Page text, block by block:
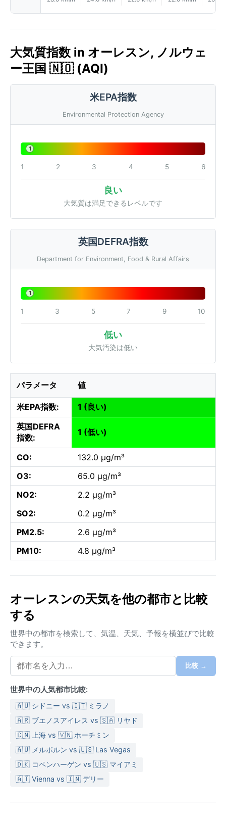
大気質指数 in オーレスン, ノルウェ
ー王国 🇳🇴 (AQI)
米EPA指数
Environmental Protection Agency
1
1 2 3 4 5 6
良い
大気質は満足できるレベルです
英国DEFRA指数
Department for Environment, Food & Rural Affairs
1
1 3 5 7 9 10
低い
大気汚染は低い
パラメータ 値
米EPA指数:
1 (良い)
英国DEFRA
指数:
1 (低い)
CO:
132.0 µg/m³
O3:
65.0 µg/m³
NO2:
2.2 µg/m³
SO2:
0.2 µg/m³
PM2.5:
2.6 µg/m³
PM10:
4.8 µg/m³
オーレスンの天気を他の都市と比較
する
世界中の都市を検索して、気温、天気、予報を横並びで比較
できます。
比較 →
世界中の人気都市比較:
🇦🇺 シドニー vs 🇮🇹 ミラノ
🇦🇷 ブエノスアイレス vs 🇸🇦 リヤド
🇨🇳 上海 vs 🇻🇳 ホーチミン
🇦🇺 メルボルン vs 🇺🇸 Las Vegas
🇩🇰 コペンハーゲン vs 🇺🇸 マイアミ
🇦🇹 Vienna vs 🇮🇳 デリー